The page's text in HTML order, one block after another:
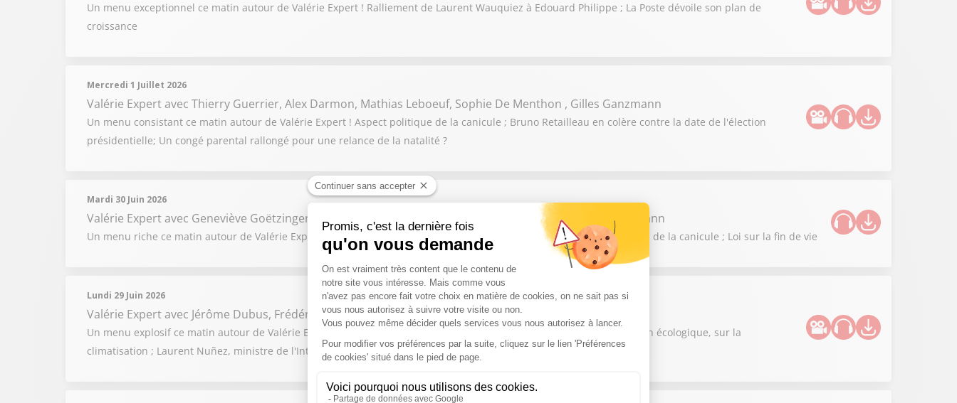
Un menu exceptionnel ce matin autour de Valérie Expert ! Ralliement de Laurent Wauquiez à Edouard Philippe ; La Poste dévoile son plan de
croissance
Mercredi 1 Juillet 2026
Valérie Expertavec Thierry Guerrier, Alex Darmon, Mathias Leboeuf, Sophie De Menthon , Gilles Ganzmann
Un menu consistant ce matin autour de Valérie Expert ! Aspect politique de la canicule ; Bruno Retailleau en colère contre la date de l'élection
présidentielle; Un congé parental rallongé pour une relance de la natalité ?
Mardi 30 Juin 2026
Valérie Expertavec Geneviève Goëtzinger, Jacques Myard, Gilles Platret, Arnaud Benedetti, Gilles Ganzmann
Un menu riche ce matin autour de Valérie Expert ! Sandrine Rousseau veut censurer le gouvernement pour la gestion de la canicule ; Loi sur la fin de vie
Lundi 29 Juin 2026
Valérie Expertavec Jérôme Dubus, Frédéric Fougerat , Mehdy Raïche, Rachida Kaaout , Gilles Ganzmann
Un menu explosif ce matin autour de Valérie Expert ! Propos polémiques de Monique Barbut, ministre de la Transition écologique, sur la
climatisation ; Laurent Nuñez, ministre de l'Intérieur, qui refuse de parler d'"ensauvagement"